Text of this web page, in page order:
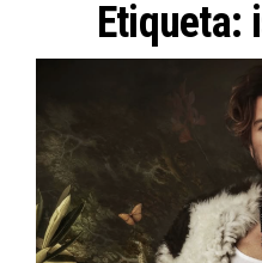
Etiqueta: